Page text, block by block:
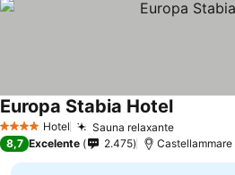
4 EstrelasHotel Sauna relaxanteVer
Europa Stabia HotelVer
8,7 Excelente 2.475